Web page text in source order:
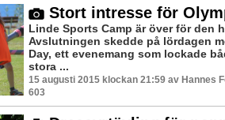
Stort intresse för
Linde Sports Camp är över för den
Avslutningen skedde på lördagen
Day, ett evenemang som lockade
stora ...
15 augusti 2015 klockan 21:59 av Hannes
603